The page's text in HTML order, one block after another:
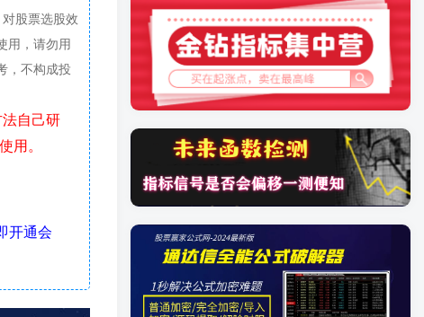
股票选股效
用，请勿用
，不构成投
用。
开通会